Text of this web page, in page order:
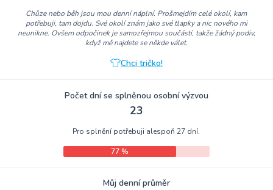
Chůze nebo běh jsou mou denní náplní. Prošmejdím celé okolí, kam
potřebuji, tam dojdu. Své okolí znám jako své tlapky a nic nového mi
neunikne. Ovšem odpočinek je samozřejmou součástí, takže žádný podiv,
když mě najdete se někde válet.
Chci tričko!
Počet dní se splněnou osobní výzvou
23
Pro splnění potřebuji alespoň 27 dní.
77 %
Můj denní průměr